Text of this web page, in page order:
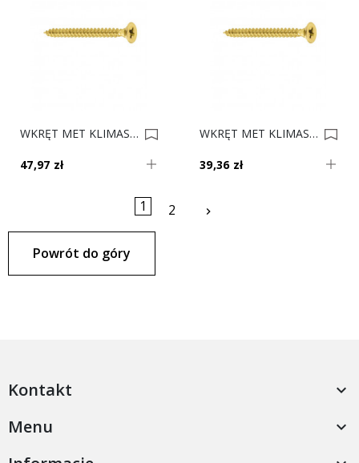
WKRĘT MET KLIMAS 4.5x20 Op. 1000 0012346
47,97 zł
WKRĘT MET KLIMAS 4.5x16 Op. 1000 0012345
39,36 zł
1 2 keyboard_arrow_right
Powrót do góry
Kontakt 
Menu 